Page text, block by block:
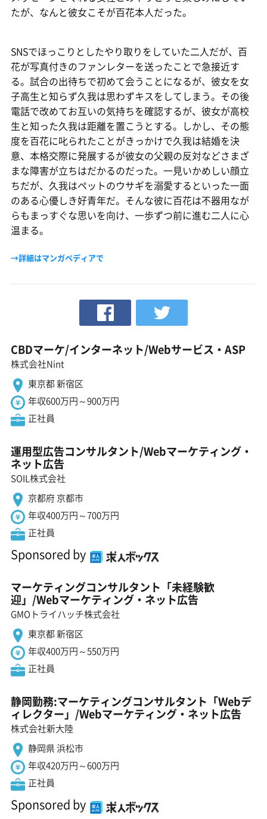
たが、なんと彼女こそが百花本人だった。
SNSでほっこりとしたやり取りをしていた二人だが、百
花が写真付きのファンレターを送ったことで急接近す
る。試合の出待ちで初めて会うことになるが、彼女を女
子高生と知らず久我は思わずキスをしてしまう。その後
電話で改めてお互いの気持ちを確認するが、彼女が高校
生と知った久我は距離を置こうとする。しかし、その態
度を百花に叱られたことがきっかけで久我は結婚を決
意、本格交際に発展するが彼女の父親の反対などさまざ
まな障害が立ちはだかるのだった。一見いかめしい顔立
ちだが、久我はペットのウサギを溺愛するといった一面
のある心優しき好青年だ。そんな彼に百花は不器用なが
らもまっすぐな思いを向け、一歩ずつ前に進む二人に心
温まる。
→詳細はマンガペディアで
CBDマーケ/インターネット/Webサービス・ASP
株式会社Nint
東京都 新宿区
年収600万円～900万円
正社員
運用型広告コンサルタント/Webマーケティング・
ネット広告
SOIL株式会社
京都府 京都市
年収400万円～700万円
正社員
Sponsored by
マーケティングコンサルタント「未経験歓
迎」/Webマーケティング・ネット広告
GMOトライハッチ株式会社
東京都 新宿区
年収400万円～550万円
正社員
静岡勤務:マーケティングコンサルタント「Webデ
ィレクター」/Webマーケティング・ネット広告
株式会社新大陸
静岡県 浜松市
年収420万円～600万円
正社員
Sponsored by